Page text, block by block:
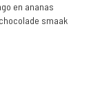
en ananas
smaak